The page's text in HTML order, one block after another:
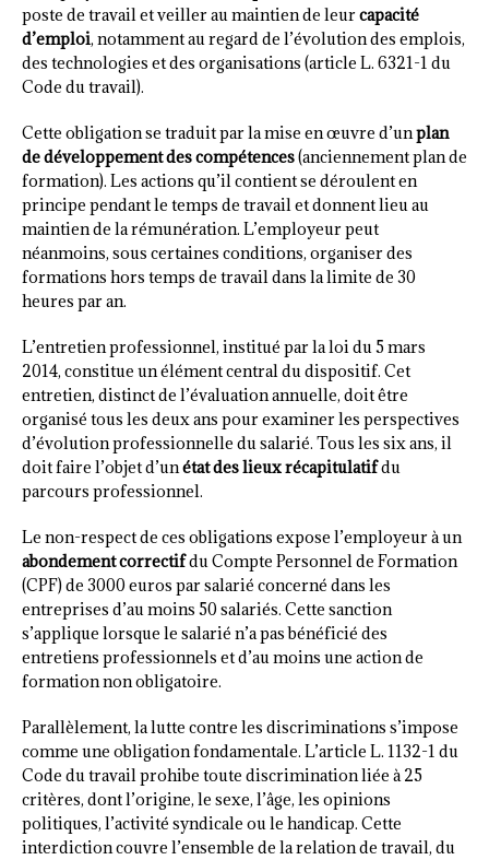
poste de travail et veiller au maintien de leurcapacité
d’emploi, notamment au regard de l’évolution des emplois,
des technologies et des organisations (article L. 6321-1 du
Code du travail).
Cette obligation se traduit par la mise en œuvre d’unplan
de développement des compétences(anciennement plan de
formation). Les actions qu’il contient se déroulent en
principe pendant le temps de travail et donnent lieu au
maintien de la rémunération. L’employeur peut
néanmoins, sous certaines conditions, organiser des
formations hors temps de travail dans la limite de 30
heures par an.
L’entretien professionnel, institué par la loi du 5 mars
2014, constitue un élément central du dispositif. Cet
entretien, distinct de l’évaluation annuelle, doit être
organisé tous les deux ans pour examiner les perspectives
d’évolution professionnelle du salarié. Tous les six ans, il
doit faire l’objet d’unétat des lieux récapitulatifdu
parcours professionnel.
Le non-respect de ces obligations expose l’employeur à un
abondement correctifdu Compte Personnel de Formation
(CPF) de 3000 euros par salarié concerné dans les
entreprises d’au moins 50 salariés. Cette sanction
s’applique lorsque le salarié n’a pas bénéficié des
entretiens professionnels et d’au moins une action de
formation non obligatoire.
Parallèlement, la lutte contre les discriminations s’impose
comme une obligation fondamentale. L’article L. 1132-1 du
Code du travail prohibe toute discrimination liée à 25
critères, dont l’origine, le sexe, l’âge, les opinions
politiques, l’activité syndicale ou le handicap. Cette
interdiction couvre l’ensemble de la relation de travail, du